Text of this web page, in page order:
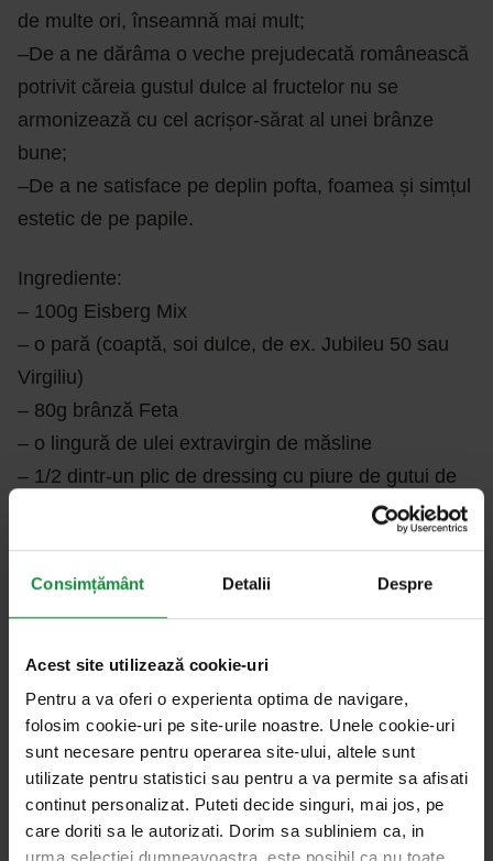
Consimțământ Detalii Despre
Acest site utilizează cookie-uri
Pentru a va oferi o experienta optima de navigare,
folosim cookie-uri pe site-urile noastre. Unele cookie-uri
sunt necesare pentru operarea site-ului, altele sunt
utilizate pentru statistici sau pentru a va permite sa afisati
continut personalizat. Puteti decide singuri, mai jos, pe
care doriti sa le autorizati. Dorim sa subliniem ca, in
de multe ori, înseamnă mai mult;
–De a ne dărâma o veche prejudecată românească
potrivit căreia gustul dulce al fructelor nu se
armonizează cu cel acrișor-sărat al unei brânze
bune;
–De a ne satisface pe deplin pofta, foamea și simțul
estetic de pe papile.
Ingrediente:
– 100g Eisberg Mix
– o pară (coaptă, soi dulce, de ex. Jubileu 50 sau
Virgiliu)
– 80g brânză Feta
– o lingură de ulei extravirgin de măsline
– 1/2 dintr-un plic de dressing cu piure de gutui de
Pentru variație, o altă combinație este, la aceeași
albastră (cu mucegai nobil) și nuci Pecan.
Ai un ingredient. Sălățește-l! Rețete rapide